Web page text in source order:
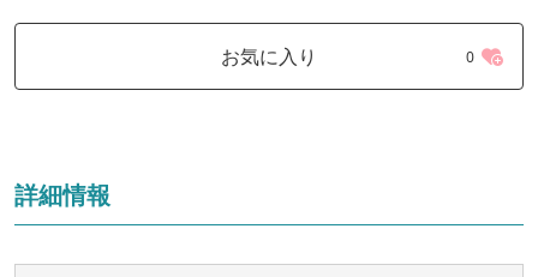
お気に入り 0
詳細情報